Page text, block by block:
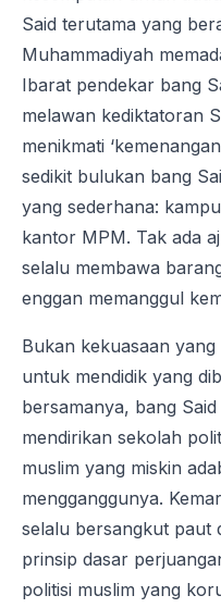
Said terutama yang
Muhammadiyah
Ibarat pendekar bang
melawan kediktatoran
menikmati
sedikit bulukan bang
yang sederhana:
kantor MPM. Tak ada
selalu membawa
enggan memanggul
Bukan kekuasaan
untuk mendidik yang
bersamanya, bang
mendirikan sekolah
muslim yang miskin
mengganggunya.
selalu bersangkut paut
prinsip dasar
politisi muslim yang